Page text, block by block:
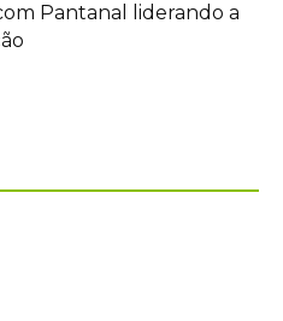
Pantanal liderando a